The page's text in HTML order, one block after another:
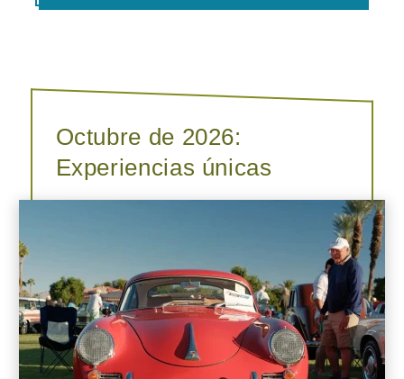
Octubre de 2026:
Experiencias únicas